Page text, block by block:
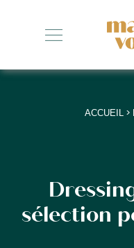
+
+
+
+
ACCUEIL >
sélection